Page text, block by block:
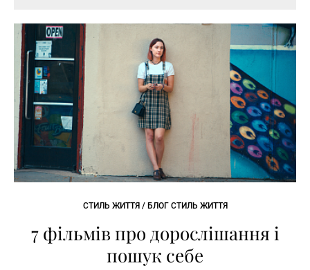
СТИЛЬ ЖИТТЯ / БЛОГ СТИЛЬ ЖИТТЯ
7 фільмів про дорослішання і
пошук себе